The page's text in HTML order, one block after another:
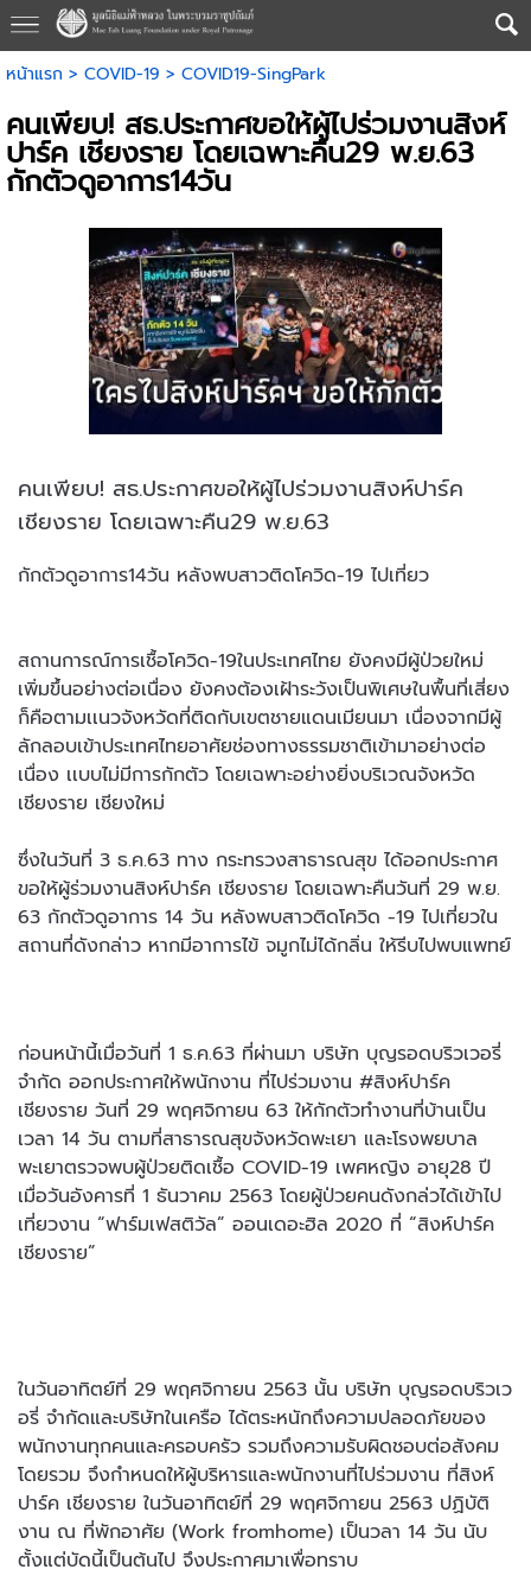
หน้าแรก > COVID-19 > COVID19-SingPark
คนเพียบ! สธ.ประกาศขอให้ผู้ไปร่วมงานสิงห์
ปาร์ค เชียงราย โดยเฉพาะคืน29 พ.ย.63
กักตัวดูอาการ14วัน
คนเพียบ! สธ.ประกาศขอให้ผู้ไปร่วมงานสิงห์ปาร์ค
เชียงราย โดยเฉพาะคืน29 พ.ย.63
กักตัวดูอาการ14วัน หลังพบสาวติดโควิด-19 ไปเที่ยว
สถานการณ์การเชื้อโควิด-19ในประเทศไทย ยังคงมีผู้ป่วยใหม่
เพิ่มขึ้นอย่างต่อเนื่อง ยังคงต้องเฝ้าระวังเป็นพิเศษในพื้นที่เสี่ยง
ก็คือตามเเนวจังหวัดที่ติดกับเขตชายแดนเมียนมา เนื่องจากมีผู้
ลักลอบเข้าประเทศไทยอาศัยช่องทางธรรมชาติเข้ามาอย่างต่อ
เนื่อง เเบบไม่มีการกักตัว โดยเฉพาะอย่างยิ่งบริเวณจังหวัด
เชียงราย เชียงใหม่
ซึ่งในวันที่ 3 ธ.ค.63 ทาง กระทรวงสาธารณสุข ได้ออกประกาศ
ขอให้ผู้ร่วมงานสิงห์ปาร์ค เชียงราย โดยเฉพาะคืนวันที่ 29 พ.ย.
63 กักตัวดูอาการ 14 วัน หลังพบสาวติดโควิด -19 ไปเที่ยวใน
สถานที่ดังกล่าว หากมีอาการไข้ จมูกไม่ได้กลิ่น ให้รีบไปพบแพทย์
ก่อนหน้านี้เมื่อวันที่ 1 ธ.ค.63 ที่ผ่านมา บริษัท บุญรอดบริวเวอรี่
จำกัด ออกประกาศให้พนักงาน ที่ไปร่วมงาน #สิงห์ปาร์ค
เชียงราย วันที่ 29 พฤศจิกายน 63 ให้กักตัวทำงานที่บ้านเป็น
เวลา 14 วัน ตามที่สาธารณสุขจังหวัดพะเยา และโรงพยบาล
พะเยาตรวจพบผู้ป่วยติดเชื้อ COVID-19 เพศหญิง อายุ28 ปี
เมื่อวันอังคารที่ 1 ธันวาคม 2563 โดยผู้ป่วยคนดังกล่วได้เข้าไป
เที่ยวงาน “ฟาร์มเฟสติวัล” ออนเดอะฮิล 2020 ที่ “สิงห์ปาร์ค
เชียงราย”
ในวันอาทิตย์ที่ 29 พฤศจิกายน 2563 นั้น บริษัท บุญรอดบริวเว
อรี่ จำกัดและบริษัทในเครือ ได้ตระหนักถึงความปลอดภัยของ
พนักงานทุกคนและครอบครัว รวมถึงความรับผิดชอบต่อสังคม
โดยรวม จึงกำหนดให้ผู้บริหารและพนักงานที่ไปร่วมงาน ที่สิงห์
ปาร์ค เชียงราย ในวันอาทิตย์ที่ 29 พฤศจิกายน 2563 ปฏิบัติ
งาน ณ ที่พักอาศัย (Work fromhome) เป็นวลา 14 วัน นับ
ตั้งแต่บัดนี้เป็นต้นไป จึงประกาศมาเพื่อทราบ